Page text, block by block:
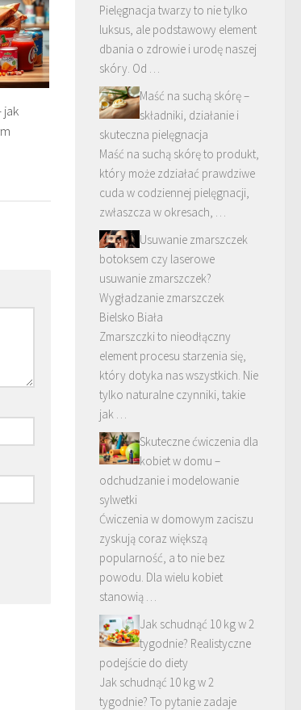
Pielęgnacja twarzy to nie tylko
luksus, ale podstawowy element
dbania o zdrowie i urodę naszej
skóry. Od …
Maść na suchą skórę –
składniki, działanie i
skuteczna pielęgnacja
Maść na suchą skórę to produkt,
który może zdziałać prawdziwe
cuda w codziennej pielęgnacji,
zwłaszcza w okresach, …
Usuwanie zmarszczek
botoksem czy laserowe
usuwanie zmarszczek?
Wygładzanie zmarszczek
Bielsko Biała
Zmarszczki to nieodłączny
element procesu starzenia się,
który dotyka nas wszystkich. Nie
tylko naturalne czynniki, takie
jak …
Skuteczne ćwiczenia dla
kobiet w domu –
odchudzanie i modelowanie
sylwetki
Ćwiczenia w domowym zaciszu
zyskują coraz większą
popularność, a to nie bez
powodu. Dla wielu kobiet
stanowią …
Jak schudnąć 10 kg w 2
tygodnie? Realistyczne
podejście do diety
Jak schudnąć 10 kg w 2
tygodnie? To pytanie zadaje